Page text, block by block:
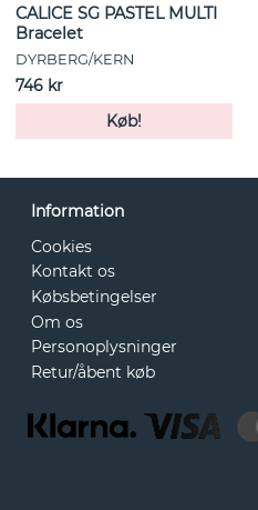
CALICE SG PASTEL MULTI
Bracelet
DYRBERG/KERN
746 kr
Køb!
Information
Cookies
Kontakt os
Købsbetingelser
Om os
Personoplysninger
Retur/åbent køb